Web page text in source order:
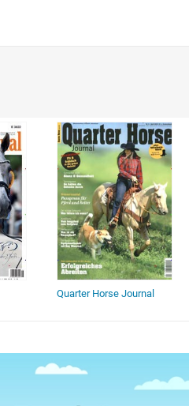
Quarter Horse Journal